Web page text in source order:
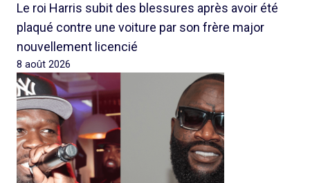
Le roi Harris subit des blessures après avoir été
plaqué contre une voiture par son frère major
nouvellement licencié
8 août 2026